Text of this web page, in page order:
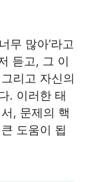
무 많아’라고
듣고, 그 이
리고 자신의
. 이러한 태
, 문제의 핵
도움이 됩